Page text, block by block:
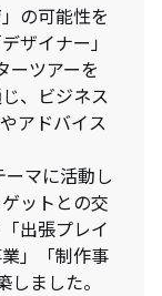
の可能性を
ザイナー」
ーツアーを
、ビジネス
アドバイス
マに活動し
ットとの交
出張プレイ
」「制作事
ました。